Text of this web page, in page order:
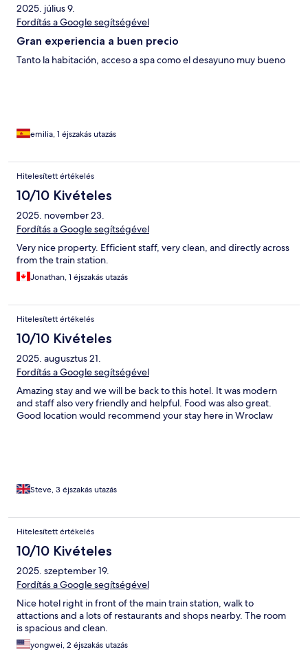
2025. július 9.
Fordítás a Google segítségével
Gran experiencia a buen precio
Tanto la habitación, acceso a spa como el desayuno muy bueno
emilia, 1 éjszakás utazás
Hitelesített értékelés
10/10 Kivételes
2025. november 23.
Fordítás a Google segítségével
Very nice property. Efficient staff, very clean, and directly across
from the train station.
Jonathan, 1 éjszakás utazás
Hitelesített értékelés
10/10 Kivételes
2025. augusztus 21.
Fordítás a Google segítségével
Amazing stay and we will be back to this hotel. It was modern
and staff also very friendly and helpful. Food was also great.
Good location would recommend your stay here in Wroclaw
Steve, 3 éjszakás utazás
Hitelesített értékelés
10/10 Kivételes
2025. szeptember 19.
Fordítás a Google segítségével
Nice hotel right in front of the main train station, walk to
attactions and a lots of restaurants and shops nearby. The room
is spacious and clean.
yongwei, 2 éjszakás utazás